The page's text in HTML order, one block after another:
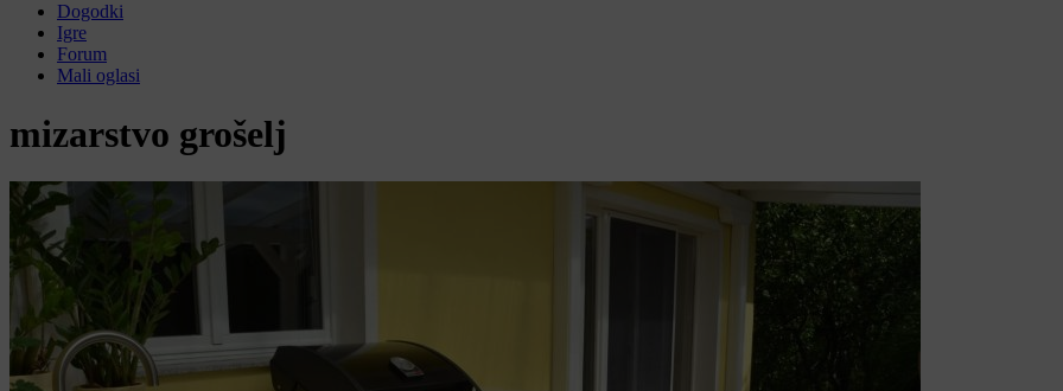
Dogodki
Igre
Forum
Mali oglasi
mizarstvo grošelj